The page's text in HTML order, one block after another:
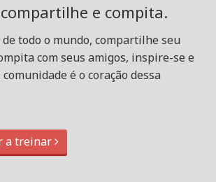
e compita.
de todo o mundo, compartilhe seu
com seus amigos, inspire-se e
é o coração dessa
a treinar